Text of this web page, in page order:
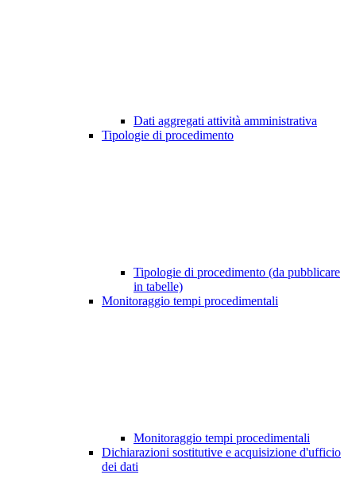
Dati aggregati attività amministrativa
Tipologie di procedimento
Tipologie di procedimento (da pubblicare
in tabelle)
Monitoraggio tempi procedimentali
Monitoraggio tempi procedimentali
Dichiarazioni sostitutive e acquisizione d'ufficio
dei dati